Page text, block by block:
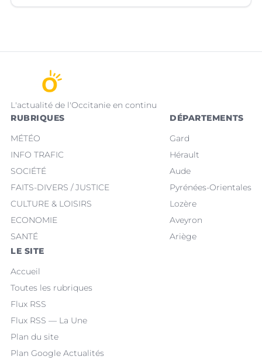
L'actualité de l'Occitanie en continu
RUBRIQUES
MÉTÉO
INFO TRAFIC
SOCIÉTÉ
FAITS-DIVERS / JUSTICE
CULTURE & LOISIRS
ECONOMIE
SANTÉ
DÉPARTEMENTS
Gard
Hérault
Aude
Pyrénées-Orientales
Lozère
Aveyron
Ariège
LE SITE
Accueil
Toutes les rubriques
Flux RSS
Flux RSS — La Une
Plan du site
Plan Google Actualités